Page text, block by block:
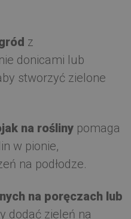
z
donicami lub
stworzyć zielone
na rośliny pomaga
w pionie,
na podłodze.
na poręczach lub
dodać zieleń na